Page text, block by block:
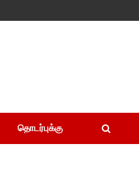
தொடர்புக்கு